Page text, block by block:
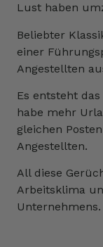
Lust haben
Beliebter
einer
Angestellten
Es entsteht
habe mehr
gleichen
Angestellten.
All diese
Arbeitsklima
Unternehmens.